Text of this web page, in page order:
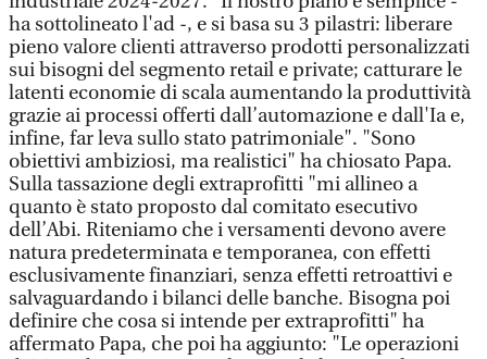
ha sottolineato l'ad -, e si basa su 3 pilastri: liberare
pieno valore clienti attraverso prodotti personalizzati
sui bisogni del segmento retail e private; catturare le
latenti economie di scala aumentando la produttività
grazie ai processi offerti dall’automazione e dall'Ia e,
infine, far leva sullo stato patrimoniale". "Sono
obiettivi ambiziosi, ma realistici" ha chiosato Papa.
Sulla tassazione degli extraprofitti "mi allineo a
quanto è stato proposto dal comitato esecutivo
dell’Abi. Riteniamo che i versamenti devono avere
natura predeterminata e temporanea, con effetti
esclusivamente finanziari, senza effetti retroattivi e
salvaguardando i bilanci delle banche. Bisogna poi
definire che cosa si intende per extraprofitti" ha
affermato Papa, che poi ha aggiunto: "Le operazioni